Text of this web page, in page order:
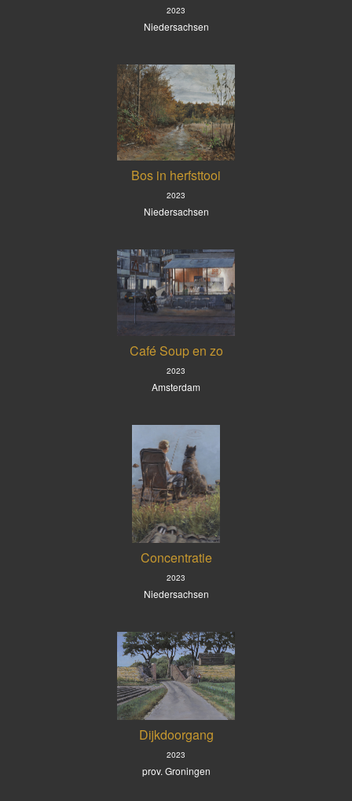
2023
Niedersachsen
Bos in herfsttooi
2023
Niedersachsen
Café Soup en zo
2023
Amsterdam
Concentratie
2023
Niedersachsen
Dijkdoorgang
2023
prov. Groningen